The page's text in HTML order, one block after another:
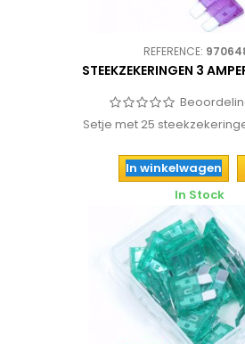
REFERENCE:
STEEKZEKERINGEN 3
Setje met 25
In winkelwagen
In Stock